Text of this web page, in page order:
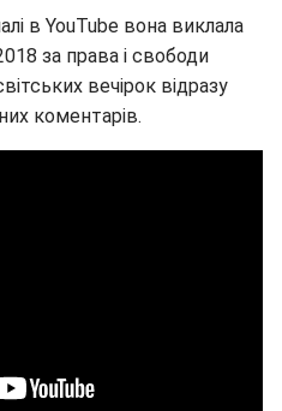
в YouTube вона виклала
за права і свободи
вечірок відразу
коментарів.